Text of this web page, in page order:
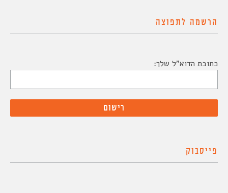
הרשמה לתפוצה
כתובת הדוא"ל שלך:
פייסבוק